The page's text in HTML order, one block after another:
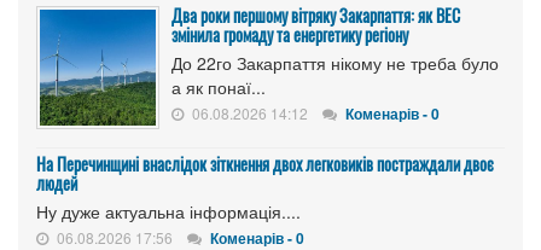
Два роки першому вітряку Закарпаття: як ВЕС
змінила громаду та енергетику регіону
До 22го Закарпаття нікому не треба було
а як понаї...
06.08.2026 14:12 Коменарів - 0
На Перечинщині внаслідок зіткнення двох легковиків постраждали двоє
людей
Ну дуже актуальна інформація....
06.08.2026 17:56 Коменарів - 0